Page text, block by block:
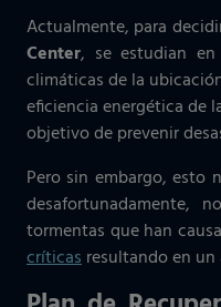
Actualmente, para
Center, se estudian en
climáticas de la
eficiencia energética de
objetivo de prevenir
Pero sin embargo, esto
desafortunadamente,
tormentas que han
críticasresultando en